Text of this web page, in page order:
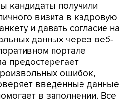
кандидаты получили
визита в кадровую
и давать согласие на
данных через веб-
портале
предостерегает
ошибок,
введенные данные
в заполнении. Все